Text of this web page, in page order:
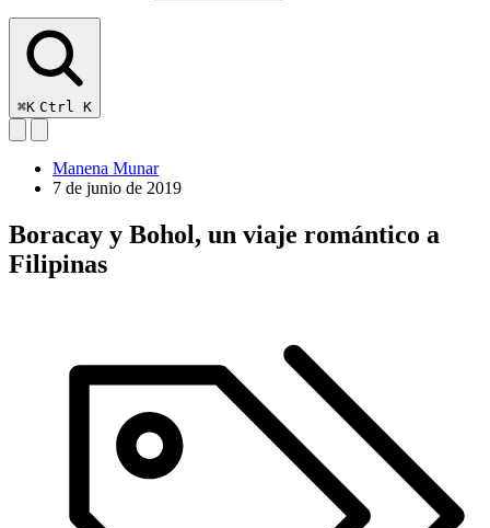
⌘K Ctrl K
Manena Munar
7 de junio de 2019
Boracay y Bohol, un viaje romántico a
Filipinas